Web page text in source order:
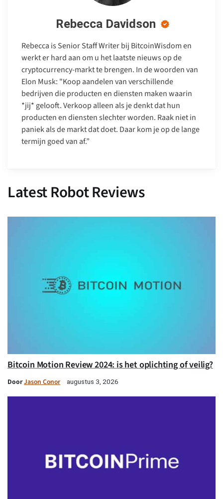
Rebecca Davidson
Rebecca is Senior Staff Writer bij BitcoinWisdom en
werkt er hard aan om u het laatste nieuws op de
cryptocurrency-markt te brengen. In de woorden van
Elon Musk: "Koop aandelen van verschillende
bedrijven die producten en diensten maken waarin
*jij* gelooft. Verkoop alleen als je denkt dat hun
producten en diensten slechter worden. Raak niet in
paniek als de markt dat doet. Daar kom je op de lange
termijn goed van af.”
Latest Robot Reviews
Bitcoin Motion Review 2024: is het oplichting of veilig?
DoorJason Conor augustus 3, 2026